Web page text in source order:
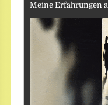
Meine Erfahrungen